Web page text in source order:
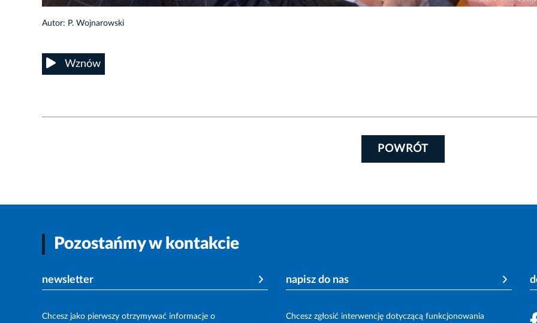
Autor: P. Wojnarowski
Wznów
POWRÓT
Pozostańmy w kontakcie
newsletter
Chcesz jako pierwszy otrzymywać informacje o
napisz do nas
Chcesz zgłosić interwencję dotyczącą funkcjonowania